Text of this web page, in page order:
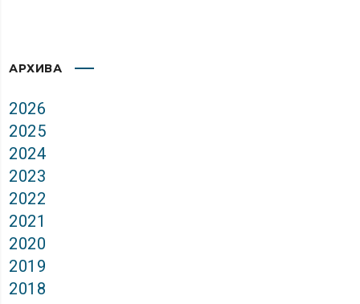
АРХИВА
2026
2025
2024
2023
2022
2021
2020
2019
2018